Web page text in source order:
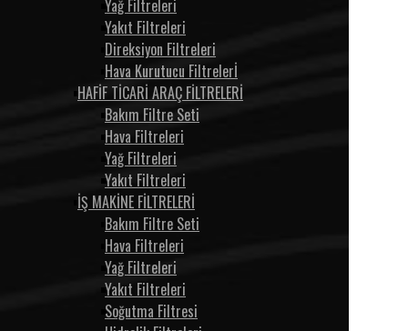
Yağ Filtreleri
Yakıt Filtreleri
Direksiyon Filtreleri
Hava Kurutucu Filtrelerİ
HAFİF TİCARİ ARAÇ FİLTRELERİ
Bakım Filtre Seti
Hava Filtreleri
Yağ Filtreleri
Yakıt Filtreleri
İŞ MAKİNE FİLTRELERİ
Bakım Filtre Seti
Hava Filtreleri
Yağ Filtreleri
Yakıt Filtreleri
Soğutma Filtresi